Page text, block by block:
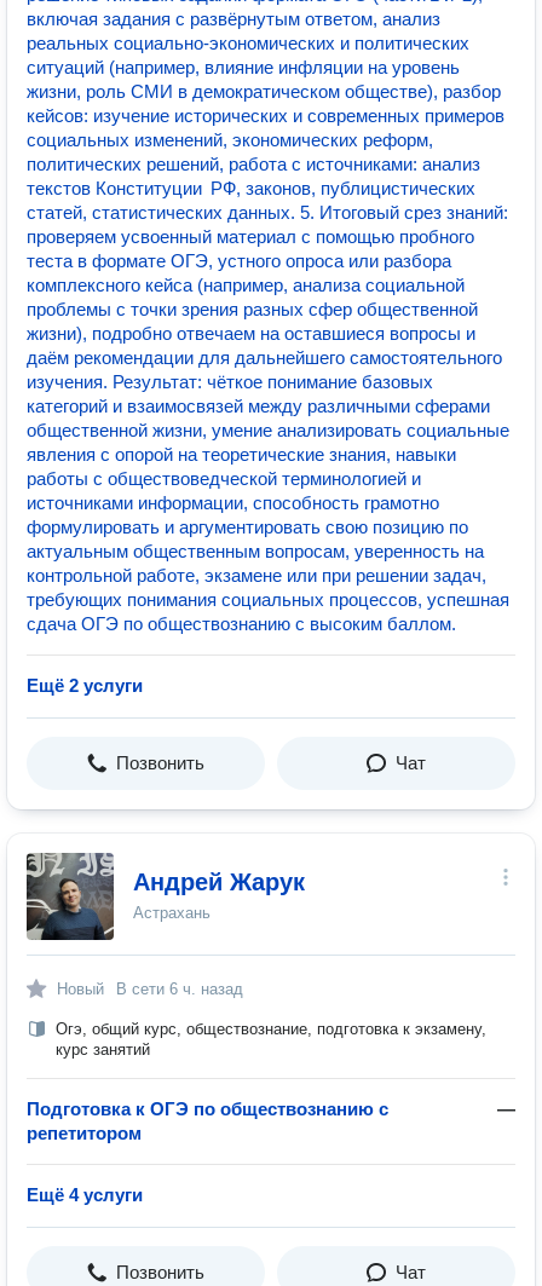
включая задания с развёрнутым ответом, анализ
реальных социально‑экономических и политических
ситуаций (например, влияние инфляции на уровень
жизни, роль СМИ в демократическом обществе), разбор
кейсов: изучение исторических и современных примеров
социальных изменений, экономических реформ,
политических решений, работа с источниками: анализ
текстов Конституции РФ, законов, публицистических
статей, статистических данных. 5. Итоговый срез знаний:
проверяем усвоенный материал с помощью пробного
теста в формате ОГЭ, устного опроса или разбора
комплексного кейса (например, анализа социальной
проблемы с точки зрения разных сфер общественной
жизни), подробно отвечаем на оставшиеся вопросы и
даём рекомендации для дальнейшего самостоятельного
изучения. Результат: чёткое понимание базовых
категорий и взаимосвязей между различными сферами
общественной жизни, умение анализировать социальные
явления с опорой на теоретические знания, навыки
работы с обществоведческой терминологией и
источниками информации, способность грамотно
формулировать и аргументировать свою позицию по
актуальным общественным вопросам, уверенность на
контрольной работе, экзамене или при решении задач,
требующих понимания социальных процессов, успешная
сдача ОГЭ по обществознанию с высоким баллом.
Ещё 2 услуги
Позвонить Чат
Андрей Жарук
Астрахань
Новый В сети 6 ч. назад
Огэ, общий курс, обществознание, подготовка к экзамену,
курс занятий
Подготовка к ОГЭ по обществознанию с
репетитором
—
Ещё 4 услуги
Позвонить Чат